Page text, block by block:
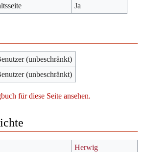
Ja
(unbeschränkt)
(unbeschränkt)
für diese Seite ansehen.
Herwig